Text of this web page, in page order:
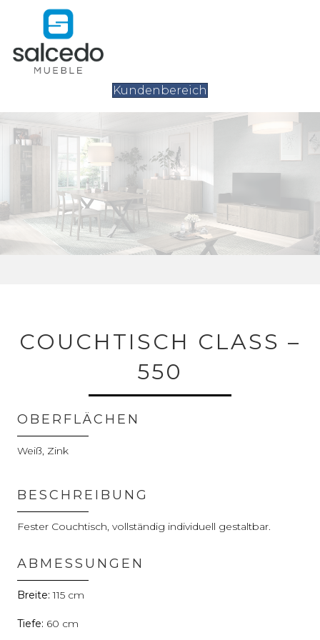
Kundenbereich
COUCHTISCH CLASS –
550
OBERFLÄCHEN
Weiß, Zink
BESCHREIBUNG
Fester Couchtisch, vollständig individuell gestaltbar.
ABMESSUNGEN
115
60